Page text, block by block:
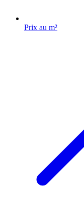
Prix au m²